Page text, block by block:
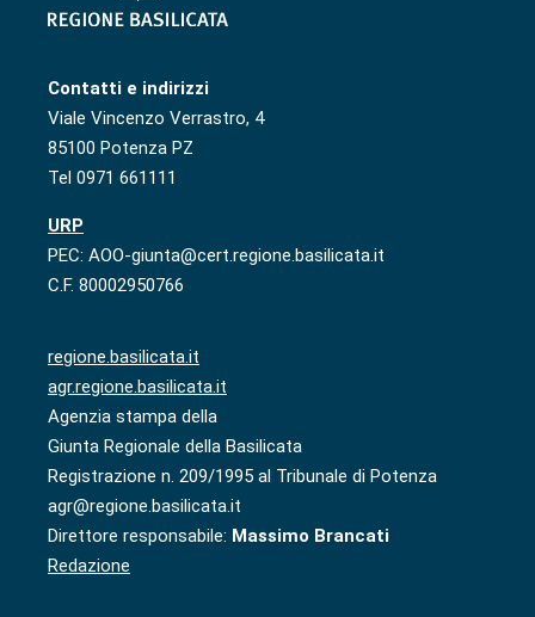
Contatti e indirizzi
Viale Vincenzo Verrastro, 4
85100 Potenza PZ
Tel 0971 661111
URP
PEC: AOO-giunta@cert.regione.basilicata.it
C.F. 80002950766
regione.basilicata.it
agr.regione.basilicata.it
Agenzia stampa della
Giunta Regionale della Basilicata
Registrazione n. 209/1995 al Tribunale di Potenza
agr@regione.basilicata.it
Direttore responsabile: Massimo Brancati
Redazione